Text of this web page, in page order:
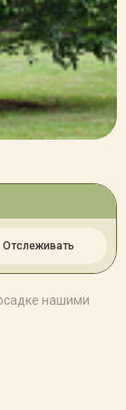
Отслеживать
нашими